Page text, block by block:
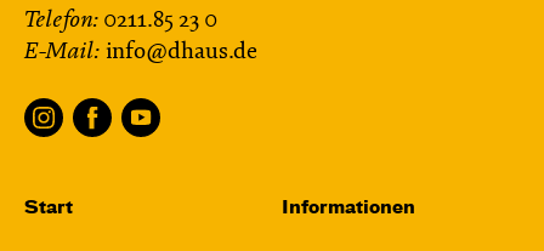
Telefon: 0211.85 23 0
E-Mail: info@dhaus.de
Start Informationen